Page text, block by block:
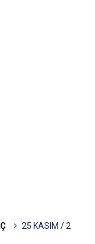
25 KASIM / 2